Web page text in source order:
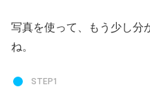
写真を使って、もう少し分
ね。
STEP1